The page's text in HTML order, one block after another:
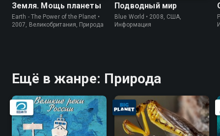
Земля. Мощь планеты
Earth - The Power of the Planet •
2007, Великобритания, Природа
Подводный мир
Blue World • 2008, США,
Информация
Ещё в жанре: Природа